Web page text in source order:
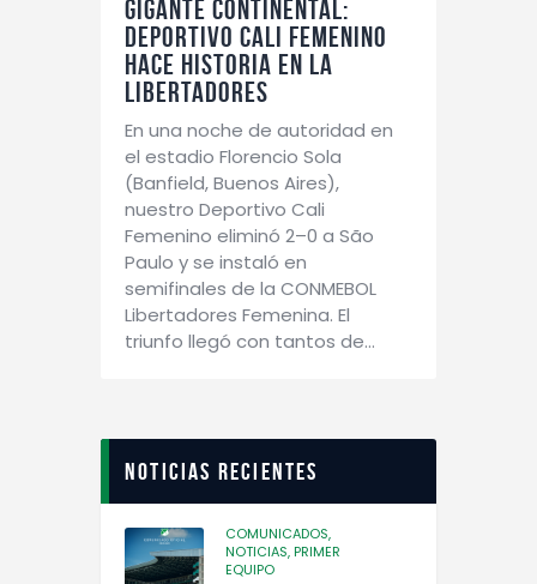
Gigante continental:
Deportivo Cali Femenino
hace historia en la
Libertadores
En una noche de autoridad en
el estadio Florencio Sola
(Banfield, Buenos Aires),
nuestro Deportivo Cali
Femenino eliminó 2–0 a São
Paulo y se instaló en
semifinales de la CONMEBOL
Libertadores Femenina. El
triunfo llegó con tantos de…
Noticias recientes
COMUNICADOS,
NOTICIAS,PRIMER
EQUIPO